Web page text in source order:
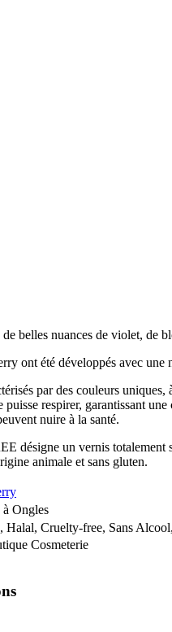
belles nuances de violet, de
ont été développés avec
par des couleurs
respirer, garantissant
nuire à la santé.
désigne un vernis
animale et sans gluten.
à Ongles
Halal, Cruelty-free, Sans
Cosmeterie